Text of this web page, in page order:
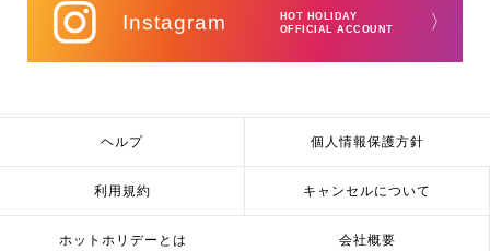
Instagram
HOT HOLIDAY
OFFICIAL ACCOUNT
〉
ヘルプ 個人情報保護方針
利用規約 キャンセルについて
ホットホリデーとは 会社概要